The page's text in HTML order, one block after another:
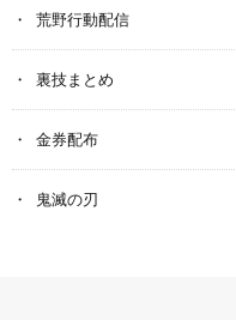
荒野行動配信
裏技まとめ
金券配布
鬼滅の刃